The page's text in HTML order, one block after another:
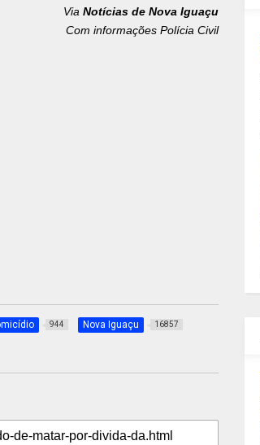
Via Notícias de Nova Iguaçu
Com informações Polícia Civil
944 Nova Iguaçu 16857